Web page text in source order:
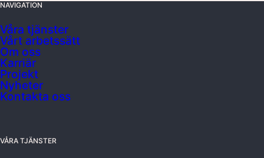
NAVIGATION
Våra tjänster
Vårt arbetssätt
Om oss
Karriär
Projekt
Nyheter
Kontakta oss
VÅRA TJÄNSTER